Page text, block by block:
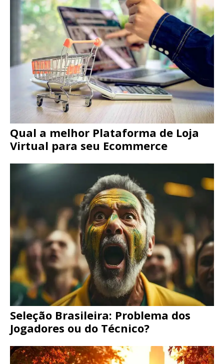
Qual a melhor Plataforma de Loja
Virtual para seu Ecommerce
Seleção Brasileira: Problema dos
Jogadores ou do Técnico?